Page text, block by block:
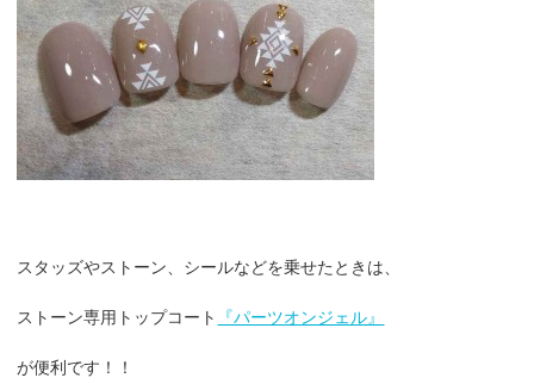
スタッズやストーン、シールなどを乗せたときは、
ストーン専用トップコート 『パーツオンジェル』
が便利です！！